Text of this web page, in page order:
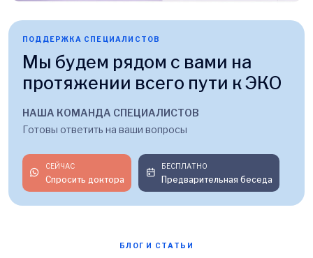
ПОДДЕРЖКА СПЕЦИАЛИСТОВ
Мы будем рядом с вами на
протяжении всего пути к ЭКО
НАША КОМАНДА СПЕЦИАЛИСТОВ
Готовы ответить на ваши вопросы
СЕЙЧАС
Спросить доктора
БЕСПЛАТНО
Предварительная беседа
БЛОГ И СТАТЬИ